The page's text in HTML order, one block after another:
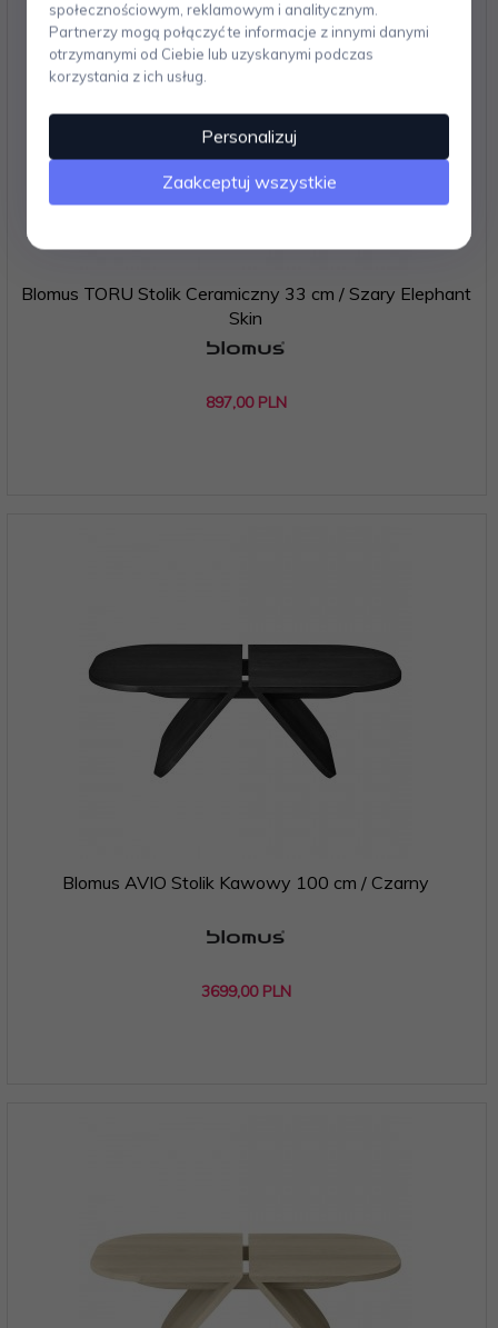
Blomus TORU Stolik Ceramiczny 33 cm / Szary Elephant
Skin
897,00 PLN
Blomus AVIO Stolik Kawowy 100 cm / Czarny
3699,00 PLN
społecznościowym, reklamowym i analitycznym.
Partnerzy mogą połączyć te informacje z innymi danymi
otrzymanymi od Ciebie lub uzyskanymi podczas
korzystania z ich usług.
Personalizuj
Zaakceptuj wszystkie